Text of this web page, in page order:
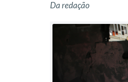
Da redação